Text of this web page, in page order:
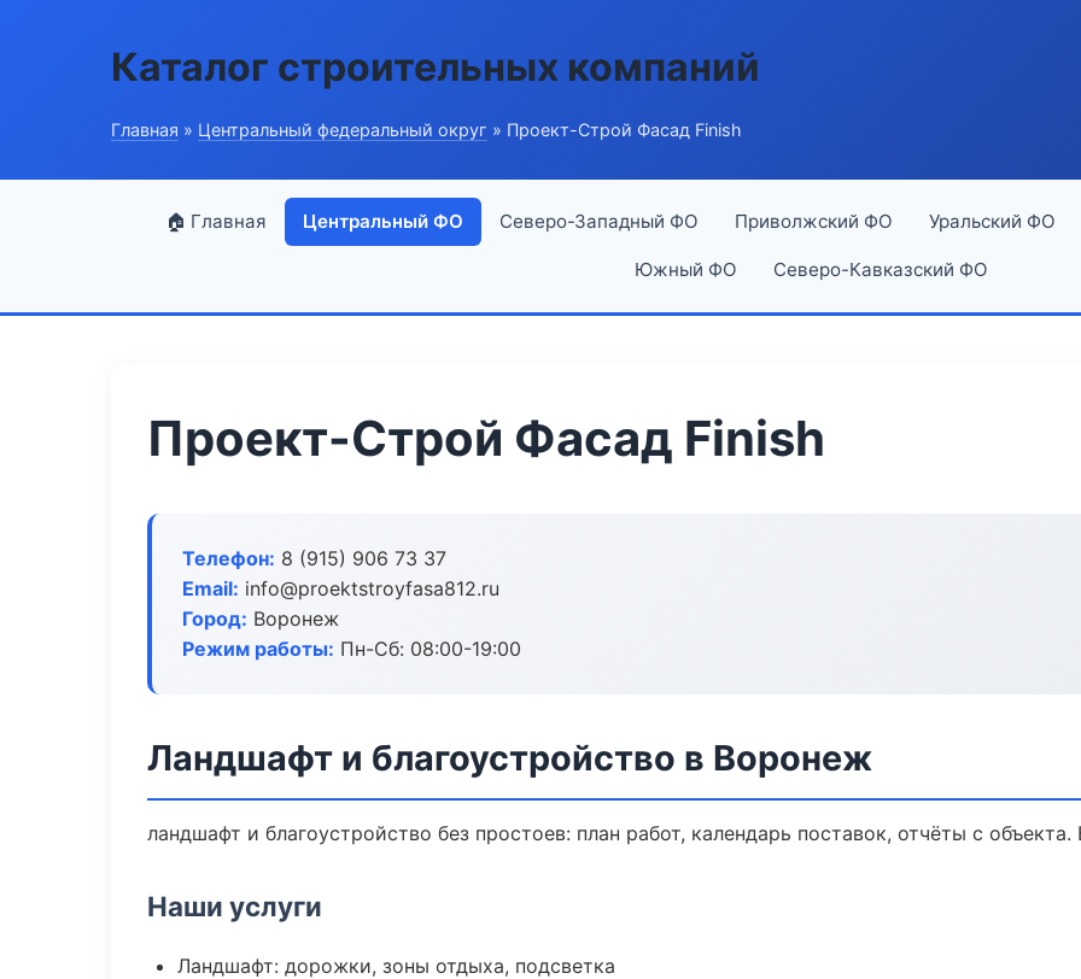
Каталог строительных компаний
Главная » Центральный федеральный округ » Проект-Строй Фасад Finish
🏠 Главная Центральный ФО Северо-Западный ФО Приволжский ФО Уральский ФО
Южный ФО Северо-Кавказский ФО
Проект-Строй Фасад Finish
Телефон: 8 (915) 906 73 37
Email: info@proektstroyfasa812.ru
Город: Воронеж
Режим работы: Пн-Сб: 08:00-19:00
Ландшафт и благоустройство в Воронеж
ландшафт и благоустройство без простоев: план работ, календарь поставок, отчёты с
Наши услуги
Ландшафт: дорожки, зоны отдыха, подсветка